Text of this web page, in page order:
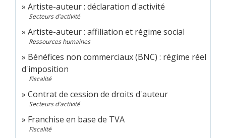
Artiste-auteur : déclaration d'activité
Secteurs d'activité
Artiste-auteur : affiliation et régime social
Ressources humaines
Bénéfices non commerciaux (BNC) : régime réel
d'imposition
Fiscalité
Contrat de cession de droits d'auteur
Secteurs d'activité
Franchise en base de TVA
Fiscalité